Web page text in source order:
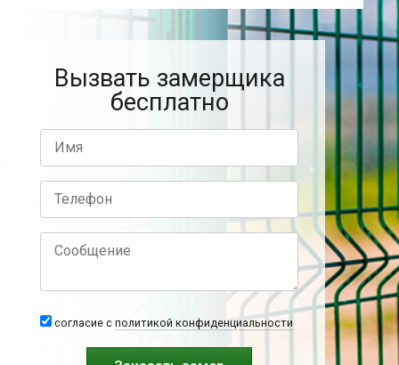
Вызвать замерщика
бесплатно
согласие с политикой конфиденциальности